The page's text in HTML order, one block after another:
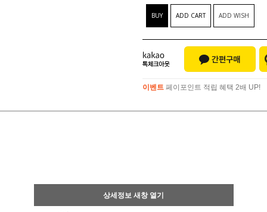
BUY ADD CART ADD WISH
이벤트 페이포인트 적립 혜택 2배 UP!
상세정보 새창 열기